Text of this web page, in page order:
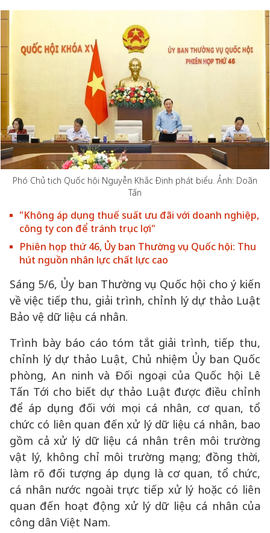
Phó Chủ tịch Quốc hội Nguyễn Khắc Định phát biểu. Ảnh: Doãn
Tấn
"Không áp dụng thuế suất ưu đãi với doanh nghiệp,
công ty con để tránh trục lợi"
Phiên họp thứ 46, Ủy ban Thường vụ Quốc hội: Thu
hút nguồn nhân lực chất lực cao
Sáng 5/6, Ủy ban Thường vụ Quốc hội cho ý kiến
về việc tiếp thu, giải trình, chỉnh lý dự thảo Luật
Bảo vệ dữ liệu cá nhân.
Trình bày báo cáo tóm tắt giải trình, tiếp thu,
chỉnh lý dự thảo Luật, Chủ nhiệm Ủy ban Quốc
phòng, An ninh và Đối ngoại của Quốc hội Lê
Tấn Tới cho biết dự thảo Luật được điều chỉnh
để áp dụng đối với mọi cá nhân, cơ quan, tổ
chức có liên quan đến xử lý dữ liệu cá nhân, bao
gồm cả xử lý dữ liệu cá nhân trên môi trường
vật lý, không chỉ môi trường mạng; đồng thời,
làm rõ đối tượng áp dụng là cơ quan, tổ chức,
cá nhân nước ngoài trực tiếp xử lý hoặc có liên
quan đến hoạt động xử lý dữ liệu cá nhân của
công dân Việt Nam.